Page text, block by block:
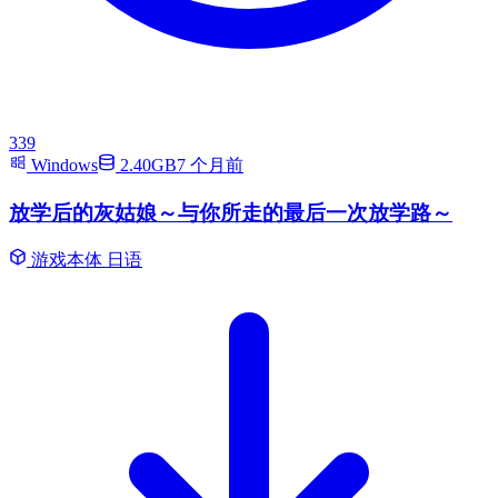
339
Windows
2.40GB7 个月前
放学后的灰姑娘～与你所走的最后一次放学路～
游戏本体 日语